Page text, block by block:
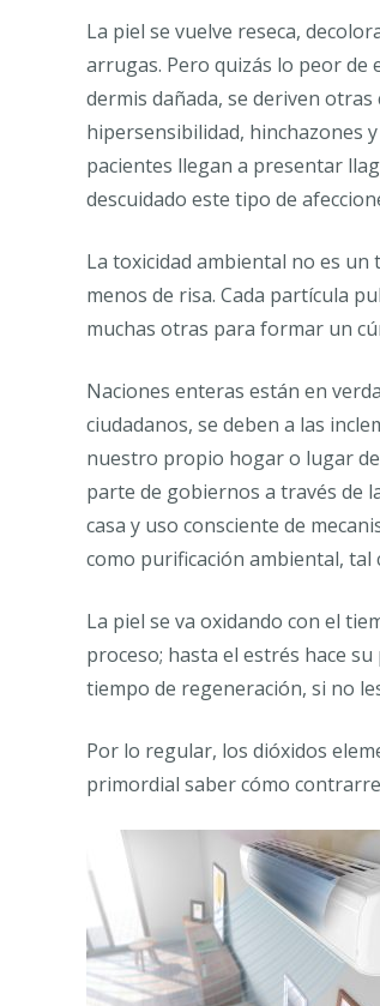
La piel se vuelve reseca,
arrugas. Pero quizás lo peor de
dermis dañada, se deriven otras
hipersensibilidad, hinchazones
pacientes llegan a presentar
descuidado este tipo de
La toxicidad ambiental no es un
menos de risa. Cada partícula
muchas otras para formar un
Naciones enteras están en
ciudadanos, se deben a las
nuestro propio hogar o lugar
parte de gobiernos a través de
casa y uso consciente de
como purificación ambiental, tal
La piel se va oxidando con el
proceso; hasta el estrés hace
tiempo de regeneración, si no
Por lo regular, los dióxidos
primordial saber cómo